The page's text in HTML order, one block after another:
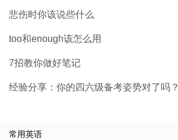
悲伤时你该说些什么
too和enough该怎么用
7招教你做好笔记
经验分享：你的四六级备考姿势对了吗？
常用英语